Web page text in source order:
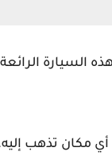
هذه السيارة
مكان تذهب